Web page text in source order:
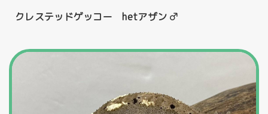
クレステッドゲッコー hetアザン ♂